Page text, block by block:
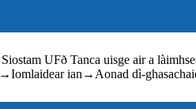
Siostam UFð Tanca uisge air a
→Iomlaidear ian → Aonad dì-